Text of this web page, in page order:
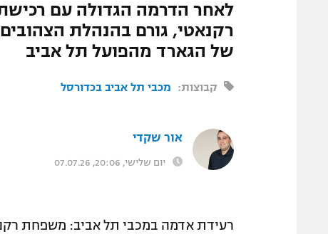
לאחר הדרמה הגדולה עם
רקנאטי, גורם בהנהלת
של הגארד מהפועל תל אביב
קבוצות: מכבי תל אביב בכדורסל
אור שקדי
יום שלישי, 20:06, 07.07.26
רעידת אדמה במכבי תל אביב: משפחת